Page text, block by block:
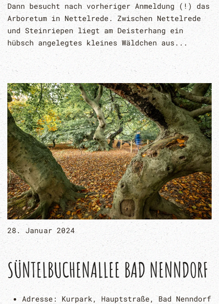
Dann besucht nach vorheriger Anmeldung (!) das
Arboretum in Nettelrede. Zwischen Nettelrede
und Steinriepen liegt am Deisterhang ein
hübsch angelegtes kleines Wäldchen aus...
28. Januar 2024
SÜNTELBUCHENALLEE BAD NENNDORF
Adresse: Kurpark, Hauptstraße, Bad Nenndorf